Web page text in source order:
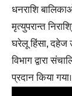
धनराशि
मृत्युपरान्त
घरेलू हिंसा, दहेज
विभाग द्वारा
प्रदान किया